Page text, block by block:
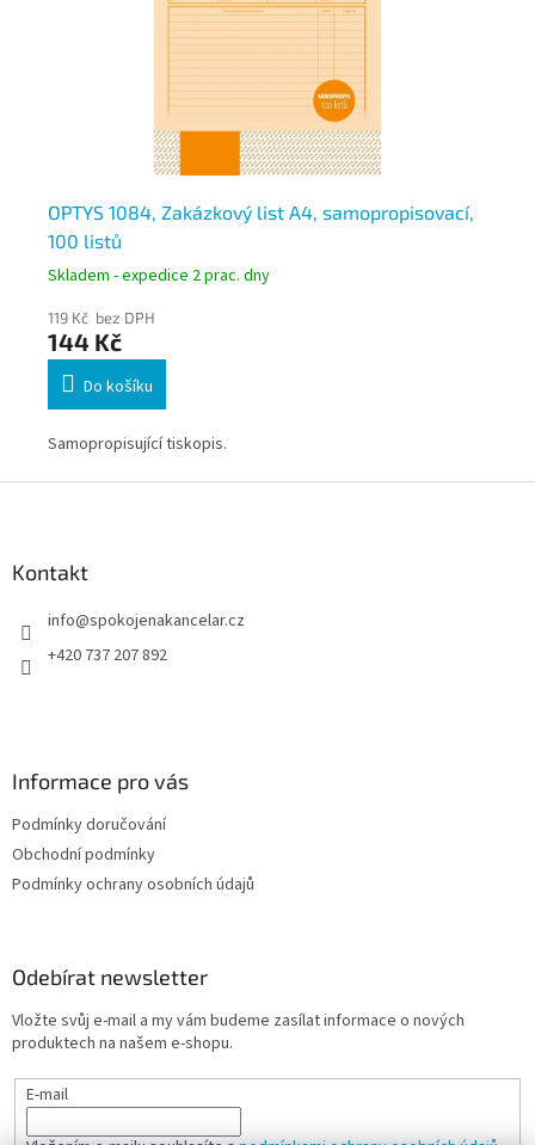
OPTYS 1084, Zakázkový list A4, samopropisovací,
100 listů
Skladem - expedice 2 prac. dny
119 Kč bez DPH
144 Kč
Do košíku
Samopropisující tiskopis.
Kontakt
info@spokojenakancelar.cz
+420 737 207 892
Informace pro vás
Podmínky doručování
Obchodní podmínky
Podmínky ochrany osobních údajů
Odebírat newsletter
Vložte svůj e-mail a my vám budeme zasílat informace o nových
produktech na našem e-shopu.
E-mail